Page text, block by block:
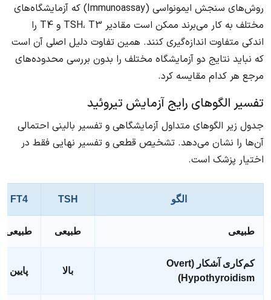
روش‌های سنجش ایمونواسی (Immunoassay) که آزمایشگاه‌های
مختلف به کار می‌برند ممکن است مقادیر TSH، T3 و T4 را
اندکی متفاوت اندازه‌گیری کنند. همین تفاوت دلیل اصلی آن است
که نباید نتایج دو آزمایشگاه مختلف را بدون بررسی محدوده‌های
مرجع هر کدام مقایسه کرد.
تفسیر الگوهای رایج آزمایش تیروئید
جدول زیر الگوهای متداول آزمایشگاهی و تفسیر بالینی احتمالی
آن‌ها را نشان می‌دهد. تشخیص قطعی و تفسیر نهایی فقط در
اختیار پزشک است.
الگو TSH
FT4
طبیعی طبیعی طبیعی
کم‌کاری آشکار (Overt
Hypothyroidism)
بالا پایین